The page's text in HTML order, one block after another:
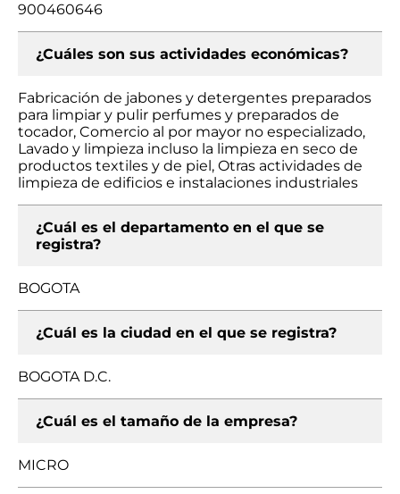
900460646
¿Cuáles son sus actividades económicas?
Fabricación de jabones y detergentes preparados
para limpiar y pulir perfumes y preparados de
tocador, Comercio al por mayor no especializado,
Lavado y limpieza incluso la limpieza en seco de
productos textiles y de piel, Otras actividades de
limpieza de edificios e instalaciones industriales
¿Cuál es el departamento en el que se
registra?
BOGOTA
¿Cuál es la ciudad en el que se registra?
BOGOTA D.C.
¿Cuál es el tamaño de la empresa?
MICRO